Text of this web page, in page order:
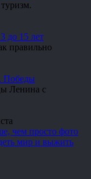
до 15 лет
правильно
Победы
Ленина с
чем просто фото
мир и выжить